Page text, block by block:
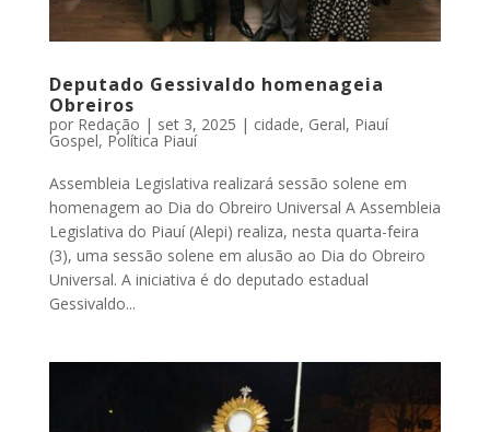
Deputado Gessivaldo homenageia
Obreiros
por Redação | set 3, 2025 | cidade, Geral, Piauí
Gospel, Política Piauí
Assembleia Legislativa realizará sessão solene em
homenagem ao Dia do Obreiro Universal A Assembleia
Legislativa do Piauí (Alepi) realiza, nesta quarta-feira
(3), uma sessão solene em alusão ao Dia do Obreiro
Universal. A iniciativa é do deputado estadual
Gessivaldo...